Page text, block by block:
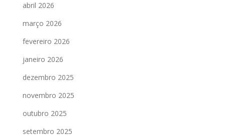
abril 2026
março 2026
fevereiro 2026
janeiro 2026
dezembro 2025
novembro 2025
outubro 2025
setembro 2025